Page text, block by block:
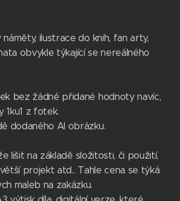
náměty, ilustrace do knih, fan arty,
obvykle týkající se nereálného
bez žádné přidané hodnoty navíc,
z fotek.
dodaného AI obrázku.
na základě složitosti, či použití,
projekt atd.. Tahle cena se týká
maleb na zakázku.